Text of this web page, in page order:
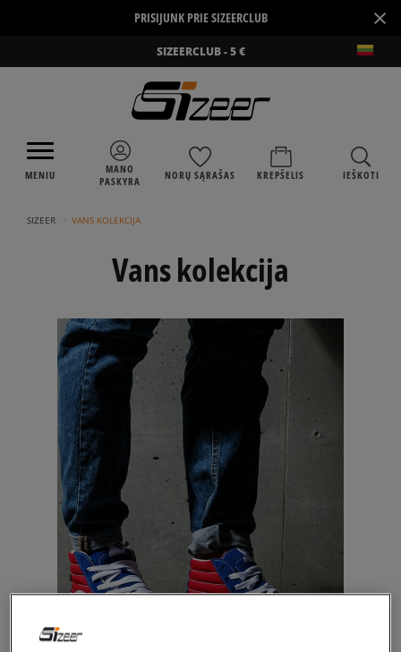
PRISIJUNK PRIE SIZEERCLUB ×
SIZEERCLUB - 5 €
MENIU
MANO
PASKYRA
NORŲ SĄRAŠAS KREPŠELIS IEŠKOTI
SIZEER VANS KOLEKCIJA
Vans kolekcija